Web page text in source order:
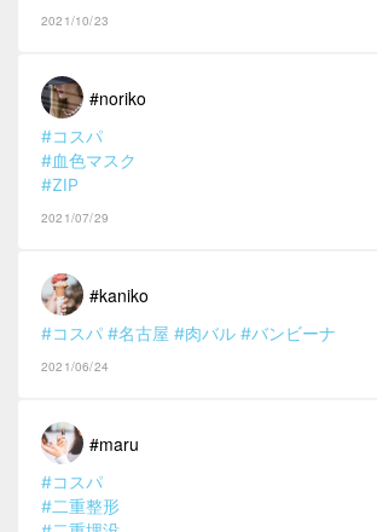
2021/10/23
#noriko
#コスパ
#血色マスク
#ZIP
2021/07/29
#kaniko
#コスパ #名古屋 #肉バル #バンビーナ
2021/06/24
#maru
#コスパ
#二重整形